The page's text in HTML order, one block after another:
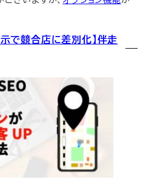
で競合店に差別化】伴走